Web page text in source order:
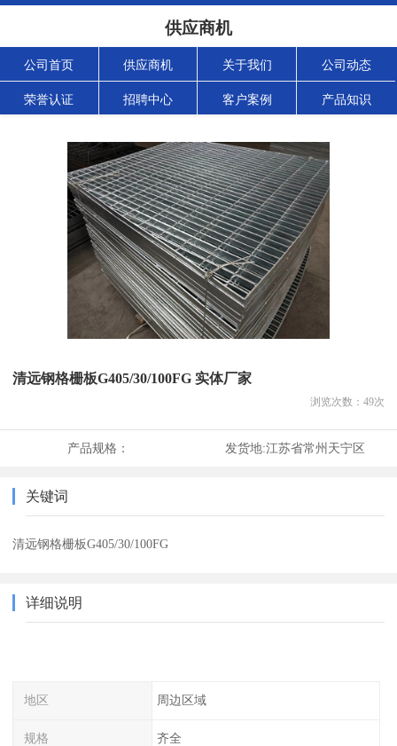
供应商机
公司首页 供应商机 关于我们 公司动态
荣誉认证 招聘中心 客户案例 产品知识
清远钢格栅板G405/30/100FG 实体厂家
浏览次数： 49次
产品规格： 发货地:江苏省常州天宁区
关键词
清远钢格栅板G405/30/100FG
详细说明
地区 周边区域
规格 齐全